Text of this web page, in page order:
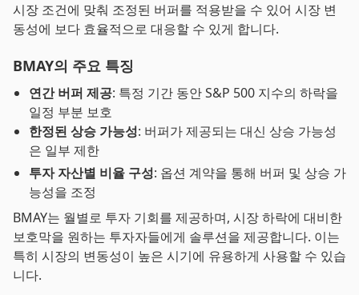
시장 조건에 맞춰 조정된 버퍼를 적용받을 수 있어 시장 변
동성에 보다 효율적으로 대응할 수 있게 합니다.
BMAY의 주요 특징
연간 버퍼 제공: 특정 기간 동안 S&P 500 지수의 하락을
일정 부분 보호
한정된 상승 가능성: 버퍼가 제공되는 대신 상승 가능성
은 일부 제한
투자 자산별 비율 구성: 옵션 계약을 통해 버퍼 및 상승 가
능성을 조정
BMAY는 월별로 투자 기회를 제공하며, 시장 하락에 대비한
보호막을 원하는 투자자들에게 솔루션을 제공합니다. 이는
특히 시장의 변동성이 높은 시기에 유용하게 사용할 수 있습
니다.